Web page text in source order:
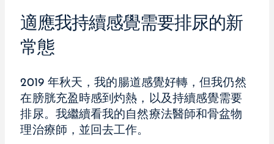
適應我持續感覺需要排尿的新
常態
2019 年秋天，我的腸道感覺好轉，但我仍然
在膀胱充盈時感到灼熱，以及持續感覺需要
排尿。我繼續看我的自然療法醫師和骨盆物
理治療師，並回去工作。